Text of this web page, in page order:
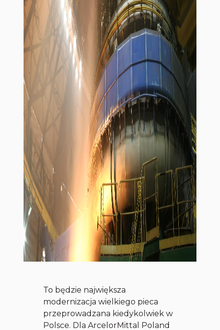
To będzie największa
modernizacja wielkiego pieca
przeprowadzana kiedykolwiek w
Polsce. Dla ArcelorMittal Poland